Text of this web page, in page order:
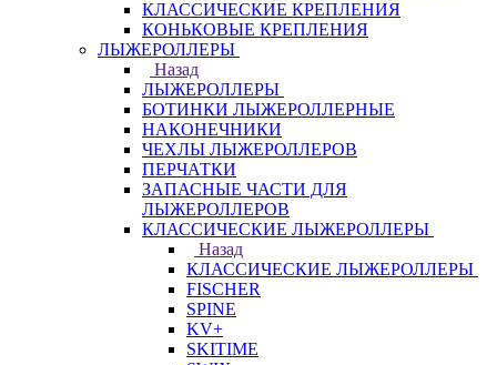
КЛАССИЧЕСКИЕ КРЕПЛЕНИЯ
КОНЬКОВЫЕ КРЕПЛЕНИЯ
ЛЫЖЕРОЛЛЕРЫ
Назад
ЛЫЖЕРОЛЛЕРЫ
БОТИНКИ ЛЫЖЕРОЛЛЕРНЫЕ
НАКОНЕЧНИКИ
ЧЕХЛЫ ЛЫЖЕРОЛЛЕРОВ
ПЕРЧАТКИ
ЗАПАСНЫЕ ЧАСТИ ДЛЯ
ЛЫЖЕРОЛЛЕРОВ
КЛАССИЧЕСКИЕ ЛЫЖЕРОЛЛЕРЫ
Назад
КЛАССИЧЕСКИЕ ЛЫЖЕРОЛЛЕРЫ
FISCHER
SPINE
KV+
SKITIME